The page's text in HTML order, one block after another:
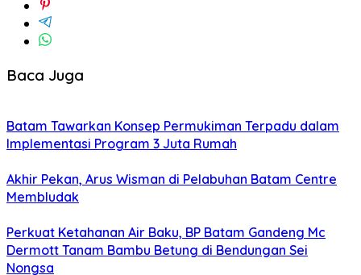
Baca Juga
Batam Tawarkan Konsep Permukiman Terpadu dalam
Implementasi Program 3 Juta Rumah
Akhir Pekan, Arus Wisman di Pelabuhan Batam Centre
Membludak
Perkuat Ketahanan Air Baku, BP Batam Gandeng Mc
Dermott Tanam Bambu Betung di Bendungan Sei
Nongsa